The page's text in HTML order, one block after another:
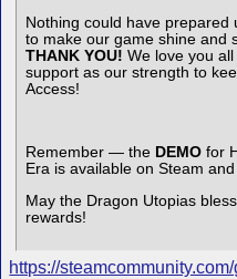
Nothing could have
to make our game shine and
THANK YOU! We love you
support as our strength to
Access!
Remember — the DEMO for
Era is available on Steam
May the Dragon Utopias
rewards!
https://